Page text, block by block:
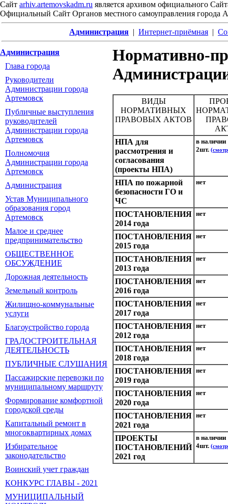
Сайт arhiv.artemovskadm.ru является архивом официального
Официальный Сайт Органов местного самоуправления города
Администрация | Интернет-приёмная |
Администрация
Глава города
Руководители
Администрации города
Артемовск
Публичные выступления
руководителей
Администрации города
Артемовск
Полномочия
Администрации города
Артемовск
Администрация
Устав Муниципального
образования город
Артемовск
Малое и среднее
предпринимательство
ОБЩЕСТВЕННОЕ
ОБСУЖДЕНИЕ
Дорожная деятельность
Земельный контроль
Жилищно-коммунальные
услуги
Благоустройство города
ГРАДОСТРОИТЕЛЬНАЯ
ДЕЯТЕЛЬНОСТЬ
ПУБЛИЧНЫЕ СЛУШАНИЯ
Пассажирские перевозки по
муниципальному маршруту
Формирование комфортной
городской среды
Капитальный ремонт в
многоквартирных домах
Избирательное
законодательство
Воинский учет граждан
КОНКУРС ГЛАВЫ - 2021
МУНИЦИПАЛЬНЫЙ
Нормативно-
ВИДЫ
НОРМАТИВНЫХ
ПРАВОВЫХ АКТОВ
НПА для
рассмотрения и
согласования
(проекты НПА)
в наличии
2шт.
НПА по пожарной
безопасности ГО и
ЧС
нет
ПОСТАНОВЛЕНИЯ
2014 года
нет
ПОСТАНОВЛЕНИЯ
2015 года
нет
ПОСТАНОВЛЕНИЯ
2013 года
нет
ПОСТАНОВЛЕНИЯ
2016 года
нет
ПОСТАНОВЛЕНИЯ
2017 года
нет
ПОСТАНОВЛЕНИЯ
2012 года
нет
ПОСТАНОВЛЕНИЯ
2018 года
нет
ПОСТАНОВЛЕНИЯ
2019 года
нет
ПОСТАНОВЛЕНИЯ
2020 года
нет
ПОСТАНОВЛЕНИЯ
2021 года
нет
ПРОЕКТЫ
ПОСТАНОВЛЕНИЙ
2021 год
в наличии
4шт.